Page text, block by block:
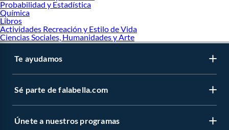
Probabilidad y Estadística
Química
Libros
Actividades Recreación y Estilo de Vida
Ciencias Sociales, Humanidades y Arte
Te ayudamos
Sé parte de falabella.com
Únete a nuestros programas